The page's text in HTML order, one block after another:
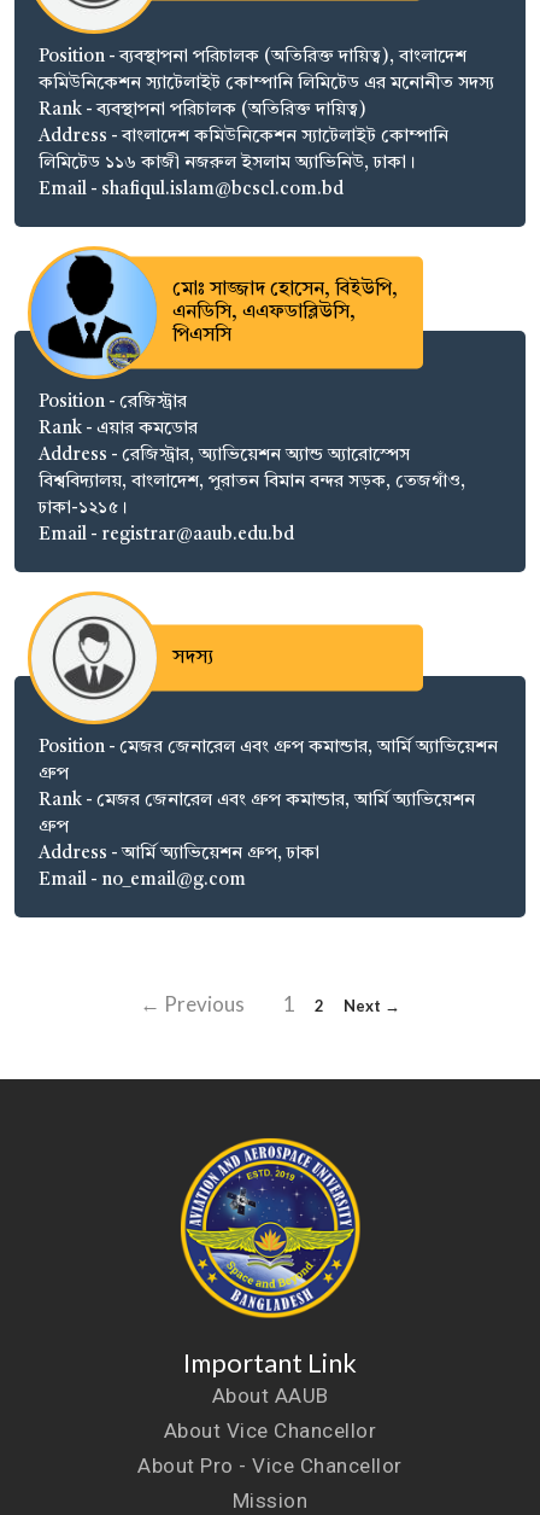
Position - ব্যবস্থাপনা পরিচালক (অতিরিক্ত দায়িত্ব), বাংলাদেশ
কমিউনিকেশন স্যাটেলাইট কোম্পানি লিমিটেড এর মনোনীত সদস্য
Rank - ব্যবস্থাপনা পরিচালক (অতিরিক্ত দায়িত্ব)
Address - বাংলাদেশ কমিউনিকেশন স্যাটেলাইট কোম্পানি
লিমিটেড ১১৬ কাজী নজরুল ইসলাম অ্যাভিনিউ, ঢাকা।
Email - shafiqul.islam@bcscl.com.bd
মোঃ সাজ্জাদ হোসেন, বিইউপি,
এনডিসি, এএফডাব্লিউসি,
পিএসসি
Position - রেজিস্ট্রার
Rank - এয়ার কমডোর
Address - রেজিস্ট্রার, অ্যাভিয়েশন অ্যান্ড অ্যারোস্পেস
বিশ্ববিদ্যালয়, বাংলাদেশ, পুরাতন বিমান বন্দর সড়ক, তেজগাঁও,
ঢাকা-১২১৫।
Email - registrar@aaub.edu.bd
সদস্য
Position - মেজর জেনারেল এবং গ্রুপ কমান্ডার, আর্মি অ্যাভিয়েশন
গ্রুপ
Rank - মেজর জেনারেল এবং গ্রুপ কমান্ডার, আর্মি অ্যাভিয়েশন
গ্রুপ
Address - আর্মি অ্যাভিয়েশন গ্রুপ, ঢাকা
Email - no_email@g.com
← Previous 1 2 Next →
Important Link
About AAUB
About Vice Chancellor
About Pro - Vice Chancellor
Mission